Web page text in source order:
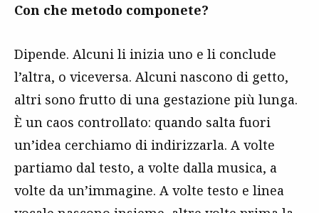
Con che metodo componete?
Dipende. Alcuni li inizia uno e li conclude
l’altra, o viceversa. Alcuni nascono di getto,
altri sono frutto di una gestazione più lunga.
È un caos controllato: quando salta fuori
un’idea cerchiamo di indirizzarla. A volte
partiamo dal testo, a volte dalla musica, a
volte da un’immagine. A volte testo e linea